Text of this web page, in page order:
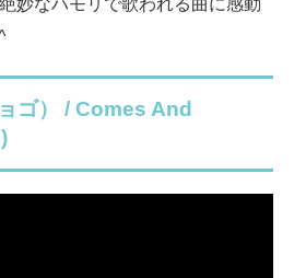
妙なハモリで歌われる曲に感動
ゴ） / Comes And